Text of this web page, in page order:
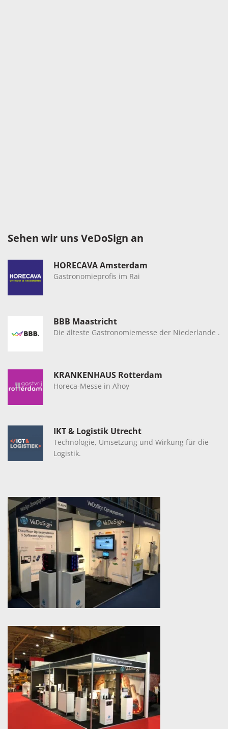
Sehen wir uns VeDoSign an
HORECAVA Amsterdam
Gastronomieprofis im Rai
BBB Maastricht
Die älteste Gastronomiemesse der Niederlande .
KRANKENHAUS Rotterdam
Horeca-Messe in Ahoy
IKT & Logistik Utrecht
Technologie, Umsetzung und Wirkung für die
Logistik.